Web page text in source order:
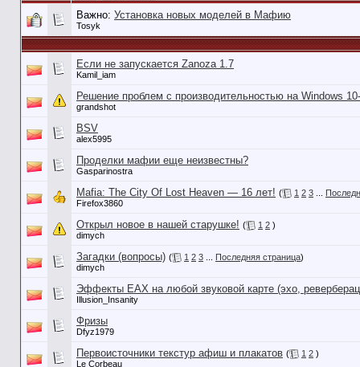
Важно: Установка новых моделей в Мафию
Tosyk
Если не запускается Zanoza 1.7
Kamil_iam
Решение проблем с производительностью на Windows
grandshot
BSV
alex5995
Проделки мафии еще неизвестны?
Gasparinostra
Mafia: The City Of Lost Heaven — 16 лет! ( 1 2 3
Firefox3860
Открыл новое в нашей старушке! ( 1 2 )
dimych
Загадки (вопросы) ( 1 2 3 Последняя страница)
dimych
Эффекты EAX на любой звуковой карте (эхо,
Illusion_Insanity
Фризы
Dfyz1979
Первоисточники текстур афиш и плакатов ( 1 2 )
Le Corbeau